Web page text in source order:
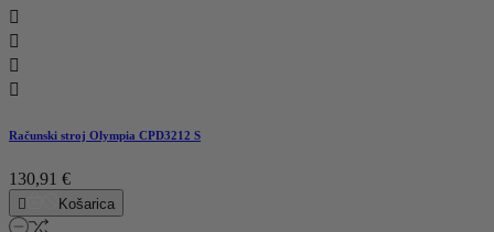




Računski stroj Olympia CPD3212 S
130,91 €
 Košarica